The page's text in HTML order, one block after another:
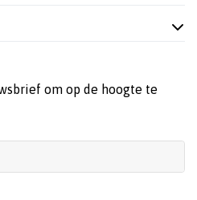
om op de hoogte te